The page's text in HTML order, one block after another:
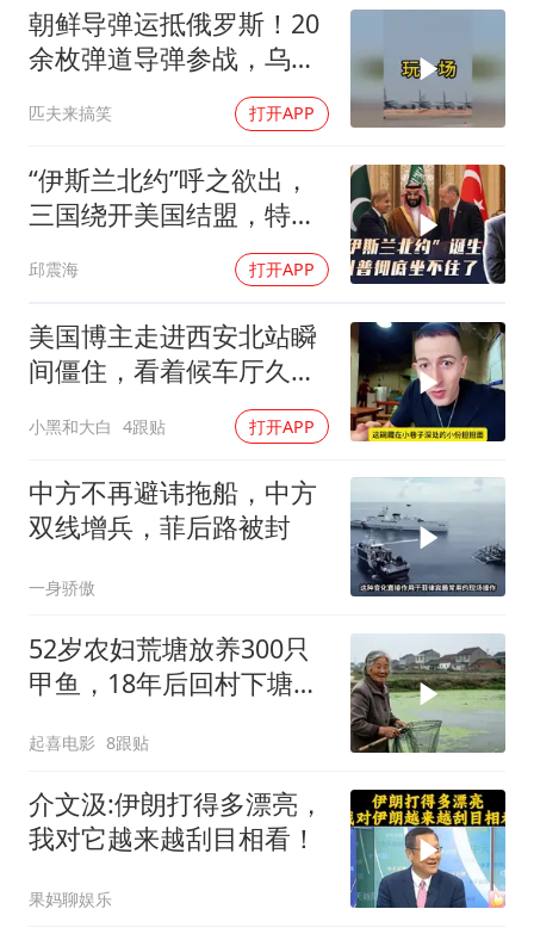
朝鲜导弹运抵俄罗斯！20
余枚弹道导弹参战，乌克
匹夫来搞笑 打开APP
“伊斯兰北约”呼之欲出，
三国绕开美国结盟，特朗
邱震海 打开APP
美国博主走进西安北站瞬
间僵住，看着候车厅久久
小黑和大白 4跟贴 打开APP
中方不再避讳拖船，中方
双线增兵，菲后路被封
一身骄傲
52岁农妇荒塘放养300只
甲鱼，18年后回村下塘瞬
起喜电影 8跟贴
介文汲:伊朗打得多漂亮，
我对它越来越刮目相看！
果妈聊娱乐